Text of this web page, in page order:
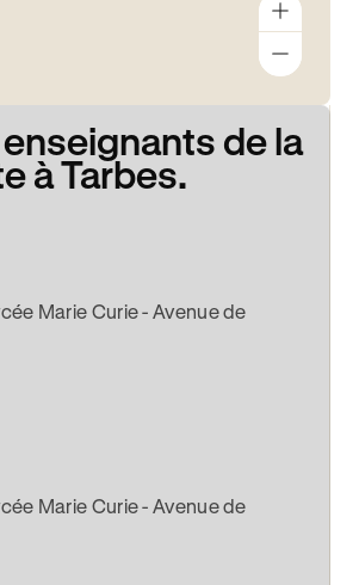
de la
à Tarbes.
Marie Curie - Avenue de
Marie Curie - Avenue de